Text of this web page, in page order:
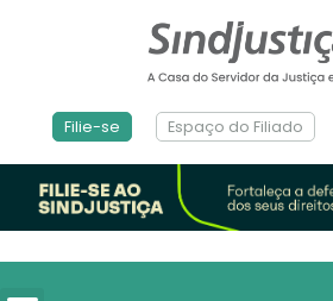
Filie-se Espaço do Filiado